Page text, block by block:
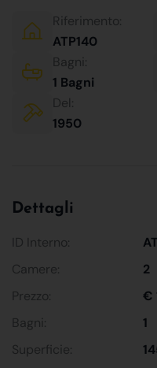
Riferimento:
ATP140
Bagni:
1 Bagni
Del:
1950
Dettagli
ID Interno:
Camere:
2
Prezzo:
€
Bagni:
1
Superficie: